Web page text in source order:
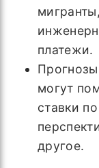
платежи.
могут
ставки
другое.